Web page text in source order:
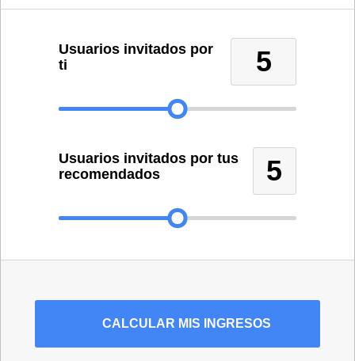
Usuarios invitados por
ti
5
Usuarios invitados por tus
recomendados
5
CALCULAR MIS INGRESOS